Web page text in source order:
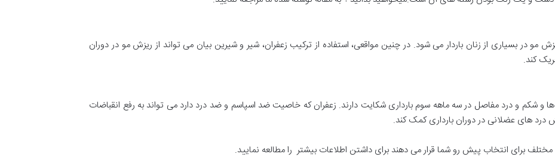
مو در بسیاری از زنان باردار می شود. در چنین مواقعی، استفاده از ترکیب زعفران، شیر و شیرین بیان می تواند از ریزش مو در دوران
کند.
ها و شکم و درد مفاصل در سه ماهه سوم بارداری شکایت دارند. زعفران که خاصیت ضد اسپاسم و ضد درد دارد می تواند به رفع انقباضات
های عضلانی در دوران بارداری کمک کند.
برای انتخاب پیش رو شما قرار می دهند برای داشتن اطلاعات بیشتر را مطالعه نمایید.